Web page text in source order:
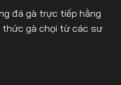
đá gà trực tiếp hằng
thức gà chọi từ các sư